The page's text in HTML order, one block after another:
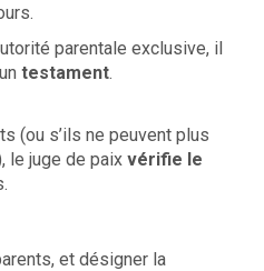
parentale exclusive, il
testament.
(ou s’ils ne peuvent plus
le juge de paixvérifie le
et désigner la